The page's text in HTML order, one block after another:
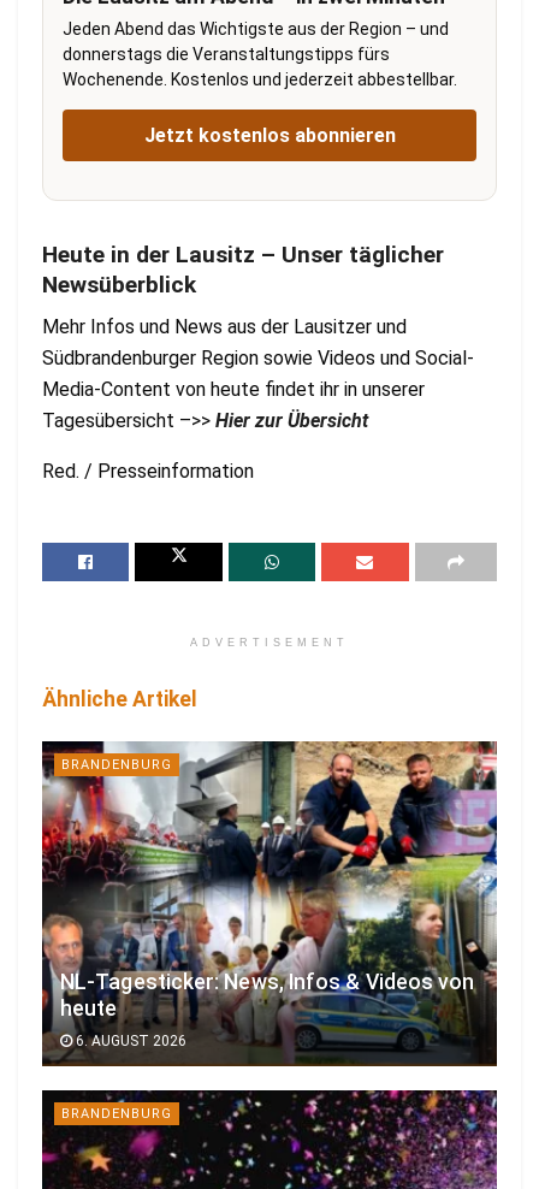
Jeden Abend das Wichtigste aus der Region – und
donnerstags die Veranstaltungstipps fürs
Wochenende. Kostenlos und jederzeit abbestellbar.
Jetzt kostenlos abonnieren
Heute in der Lausitz – Unser täglicher
Newsüberblick
Mehr Infos und News aus der Lausitzer und
Südbrandenburger Region sowie Videos und Social-
Media-Content von heute findet ihr in unserer
Tagesübersicht –>> Hier zur Übersicht
Red. / Presseinformation
ADVERTISEMENT
Ähnliche Artikel
BRANDENBURG
NL-Tagesticker: News, Infos & Videos von
heute
6. AUGUST 2026
BRANDENBURG